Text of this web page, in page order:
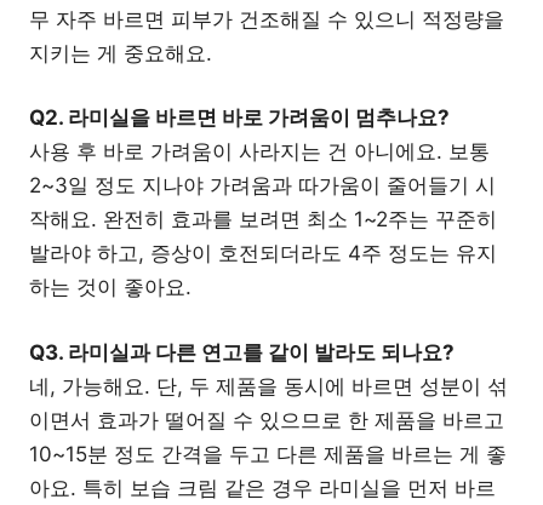
무 자주 바르면 피부가 건조해질 수 있으니 적정량을
지키는 게 중요해요.
Q2. 라미실을 바르면 바로 가려움이 멈추나요?
사용 후 바로 가려움이 사라지는 건 아니에요. 보통
2~3일 정도 지나야 가려움과 따가움이 줄어들기 시
작해요. 완전히 효과를 보려면 최소 1~2주는 꾸준히
발라야 하고, 증상이 호전되더라도 4주 정도는 유지
하는 것이 좋아요.
Q3. 라미실과 다른 연고를 같이 발라도 되나요?
네, 가능해요. 단, 두 제품을 동시에 바르면 성분이 섞
이면서 효과가 떨어질 수 있으므로 한 제품을 바르고
10~15분 정도 간격을 두고 다른 제품을 바르는 게 좋
아요. 특히 보습 크림 같은 경우 라미실을 먼저 바르